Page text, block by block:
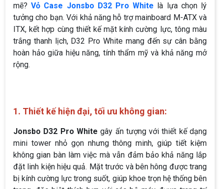
mẽ? Vỏ Case Jonsbo D32 Pro White là lựa chọn lý
tưởng cho bạn. Với khả năng hỗ trợ mainboard M-ATX và
ITX, kết hợp cùng thiết kế mặt kính cường lực, tông màu
trắng thanh lịch, D32 Pro White mang đến sự cân bằng
hoàn hảo giữa hiệu năng, tính thẩm mỹ và khả năng mở
rộng.
1. Thiết kế hiện đại, tối ưu không gian:
Jonsbo D32 Pro White gây ấn tượng với thiết kế dạng
mini tower nhỏ gọn nhưng thông minh, giúp tiết kiệm
không gian bàn làm việc mà vẫn đảm bảo khả năng lắp
đặt linh kiện hiệu quả. Mặt trước và bên hông được trang
bị kính cường lực trong suốt, giúp khoe trọn hệ thống bên